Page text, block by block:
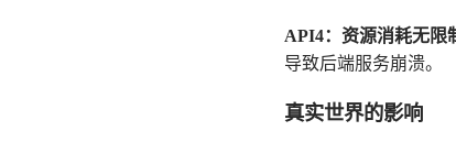
API4：资源消耗无限
导致后端服务崩溃。
真实世界的影响